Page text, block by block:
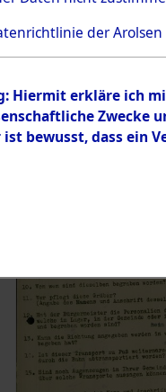
0002der Arolsen
Hiermit erkläre ich
Zwecke
bewusst, dass ein